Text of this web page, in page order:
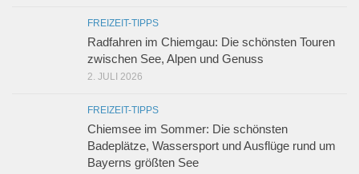
FREIZEIT-TIPPS
Radfahren im Chiemgau: Die schönsten Touren
zwischen See, Alpen und Genuss
2. JULI 2026
FREIZEIT-TIPPS
Chiemsee im Sommer: Die schönsten
Badeplätze, Wassersport und Ausflüge rund um
Bayerns größten See